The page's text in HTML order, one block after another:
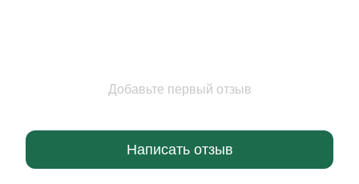
Добавьте первый отзыв
Написать отзыв